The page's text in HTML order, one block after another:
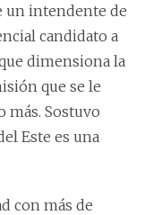
un intendente de
candidato a
dimensiona la
que se le
más. Sostuvo
Este es una
con más de